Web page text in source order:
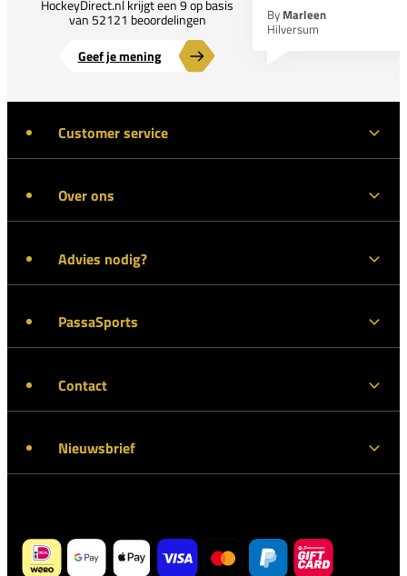
HockeyDirect.nl krijgt een 9 op basis
van 52121 beoordelingen
Geef je mening
By Marleen
Hilversum
Customer service
Over ons
Advies nodig?
PassaSports
Contact
Nieuwsbrief